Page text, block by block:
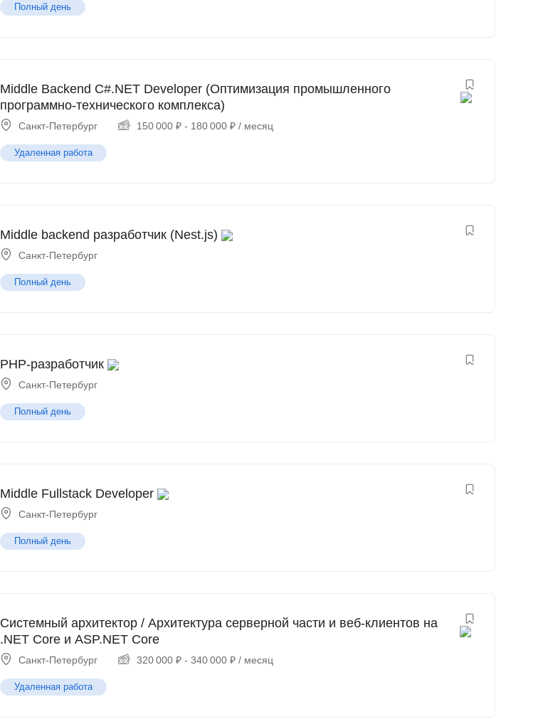
Полный день
Middle Backend C#.NET Developer (Оптимизация промышленного
программно-технического комплекса)
Санкт-Петербург 150 000 ₽ - 180 000 ₽ / месяц
Удаленная работа
Middle backend разработчик (Nest.js)
Санкт-Петербург
Полный день
PHP-разработчик
Санкт-Петербург
Полный день
Middle Fullstack Developer
Санкт-Петербург
Полный день
Системный архитектор / Архитектура серверной части и веб-клиентов на
.NET Core и ASP.NET Core
Санкт-Петербург 320 000 ₽ -340 000 ₽ / месяц
Удаленная работа